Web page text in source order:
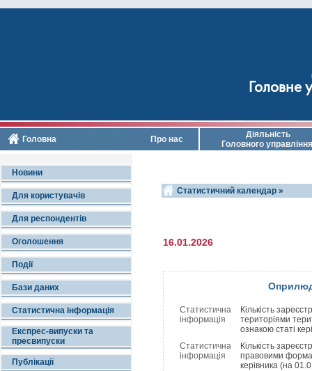
Головне
Головна Про нас
Діяльність
Головного управління
Новини
Для користувачів
Для респондентів
Оголошення
Події
Бази даних
Статистична інформація
Експрес-випуски та
пресвипуски
Публікації
Статистичний календар »
16.01.2026
Статистична
інформація
Кількість
територіями
ознакою статі
Статистична
інформація
Кількість
правовими
керівника (на